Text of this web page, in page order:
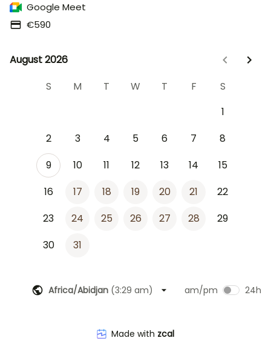
Google Meet
€590
August 2026
August 2026
S
M T W T F
S
1
2
3 4 5 6 7
8
9
10 11 12 13 14
15
16
17 18 19 20 21
22
23
24 25 26 27 28
29
30
31
Africa/Abidjan (3:29 am) am/pm 24h
Made with zcal